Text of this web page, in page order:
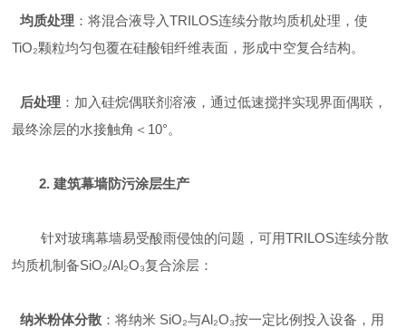
均质处理 ：将混合液导入TRILOS连续分散均质机处理 ，使
TiO₂颗粒均匀包覆在硅酸钼纤维表面，形成中空复合结构。
后处理 ：加入硅烷偶联剂溶液，通过低速搅拌实现界面偶联，
最终涂层的水接触角＜10°。
2.建筑幕墙防污涂层生产
针对玻璃幕墙易受酸雨侵蚀的问题，可用TRILOS连续分散
均质机制备SiO₂/Al₂O₃复合涂层 ：
纳米粉体分散 ：将纳米 SiO₂与Al₂O₃按一定比例投入设备， 用